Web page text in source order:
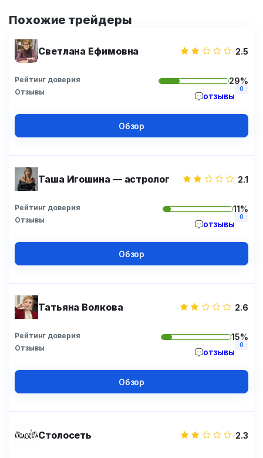
Похожие трейдеры
Светлана Ефимовна 2.5
Рейтинг доверия 29%
Отзывы отзывы
0
Обзор
Таша Игошина — астролог 2.1
Рейтинг доверия 11%
Отзывы отзывы
0
Обзор
Татьяна Волкова 2.6
Рейтинг доверия 15%
Отзывы отзывы
0
Обзор
Столосеть 2.3